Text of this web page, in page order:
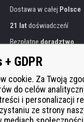
Dostawa w całej Polsce
21 lat doświadczeńí
Bezpłatne doradztwo
Przyjazne podejście
Złoty certyfikat
Heureka
Bezpiecznepłatności
GDPR
cookie. Za Twoją
do celów
i personalizacji
ze strony